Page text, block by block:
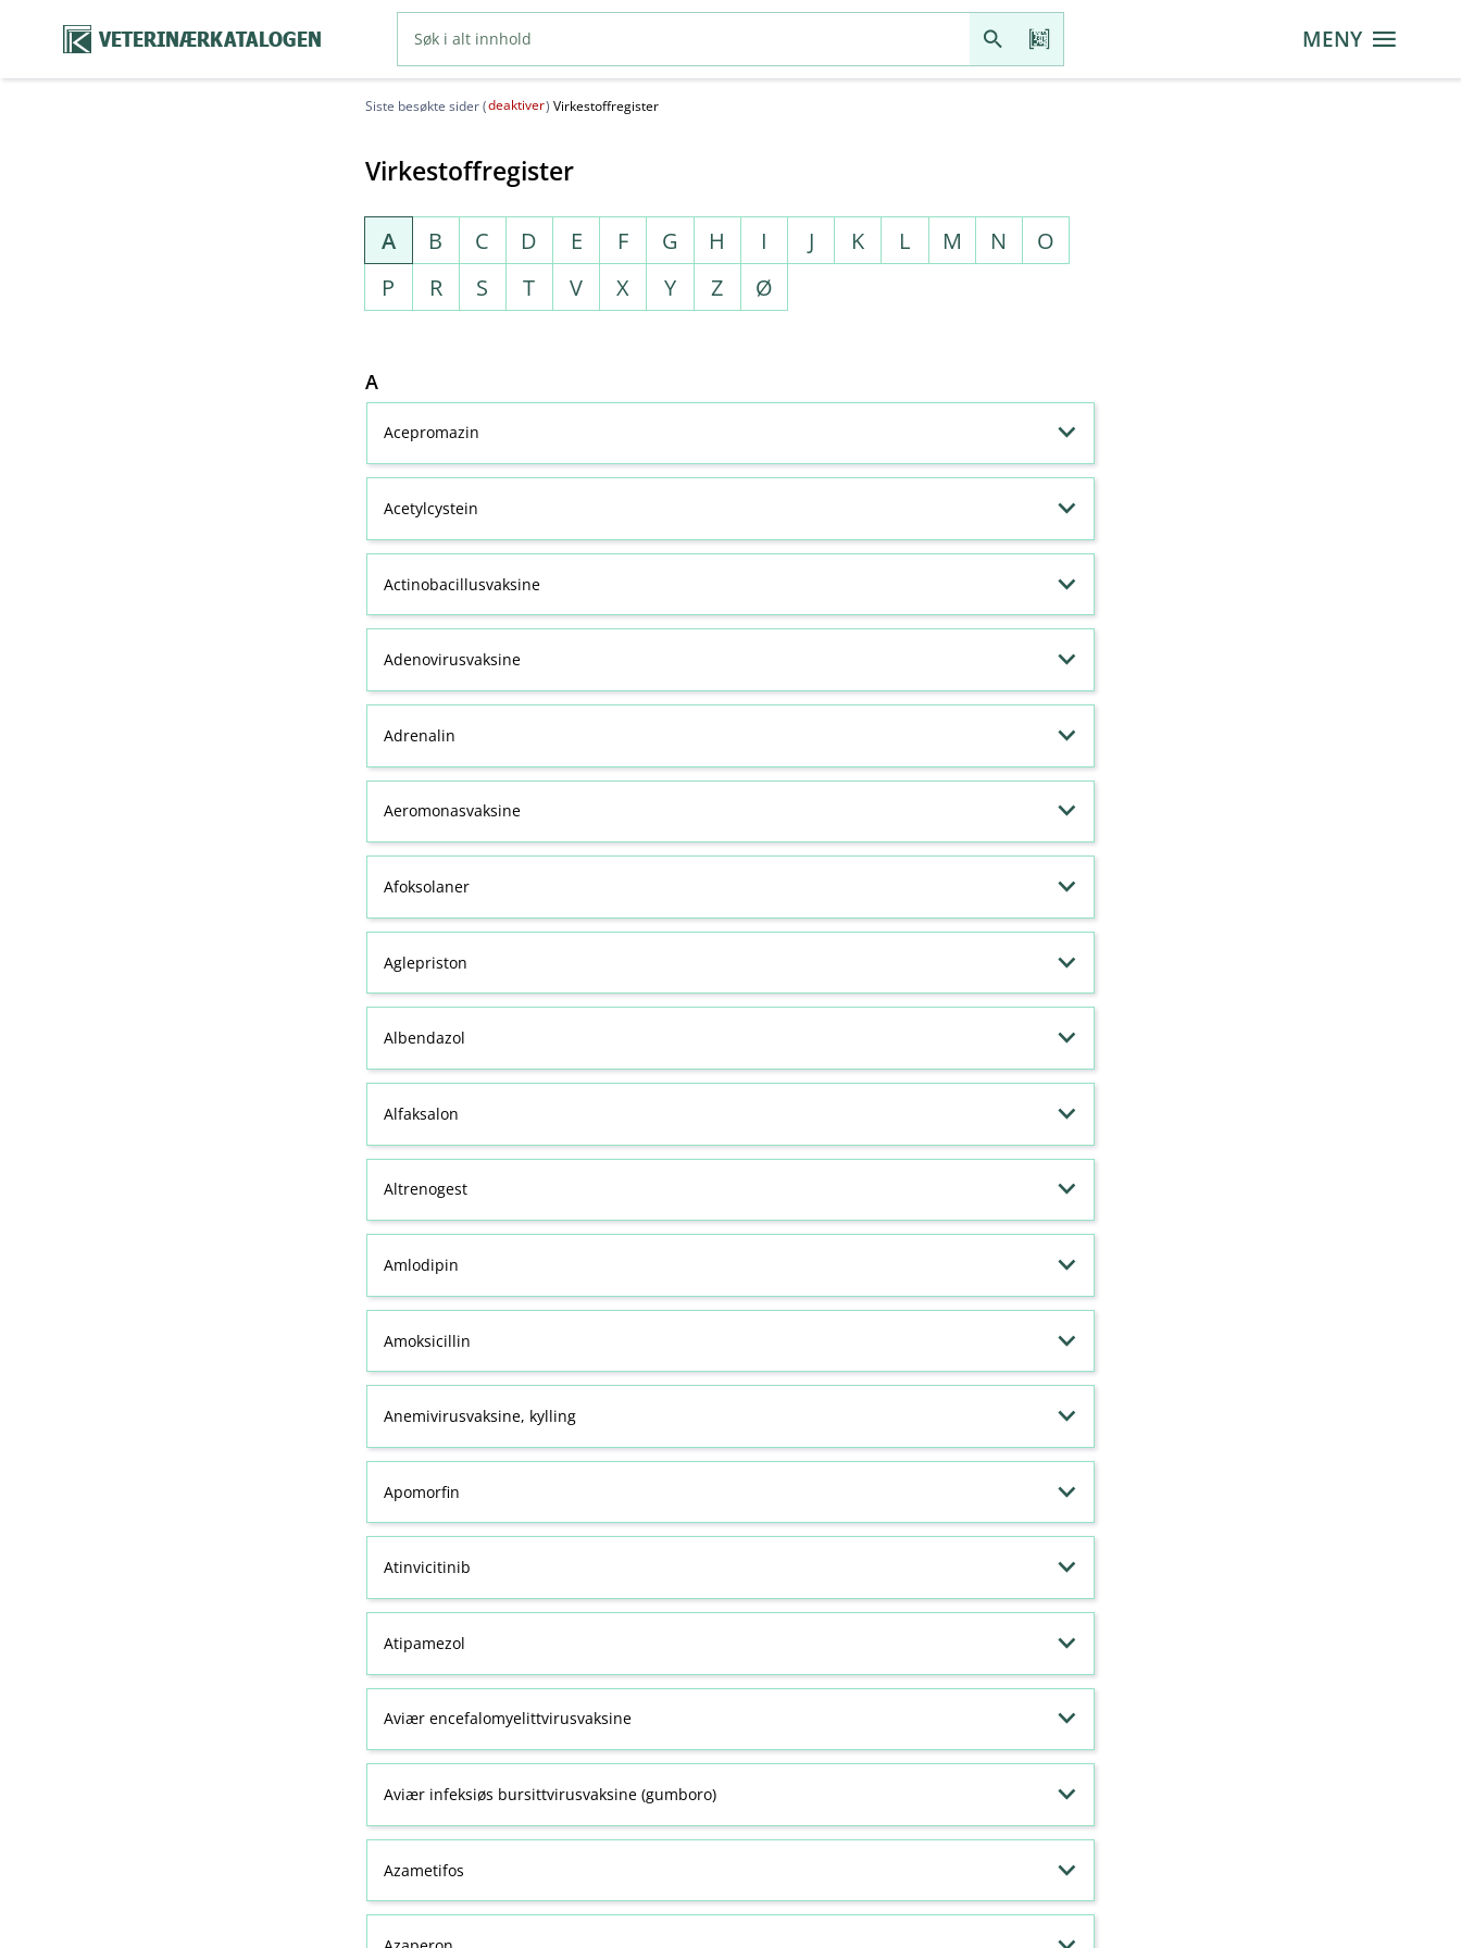
VETERINÆRKATALOGEN MENY
Siste besøkte sider (deaktiver) Virkestoffregister
Virkestoffregister
A B C D E F G H I J K L M N
O
P
R S T V X Y Z Ø
A
Acepromazin
Acetylcystein
Actinobacillusvaksine
Adenovirusvaksine
Adrenalin
Aeromonasvaksine
Afoksolaner
Aglepriston
Albendazol
Alfaksalon
Altrenogest
Amlodipin
Amoksicillin
Anemivirusvaksine, kylling
Apomorfin
Atinvicitinib
Atipamezol
Aviær encefalomyelittvirusvaksine
Aviær infeksiøs bursittvirusvaksine (gumboro)
Azametifos